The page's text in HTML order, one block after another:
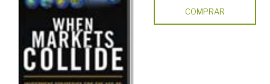
COMPRAR